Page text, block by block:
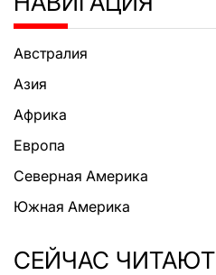
Австралия
Азия
Африка
Европа
Северная Америка
Южная Америка
СЕЙЧАС ЧИТАЮТ